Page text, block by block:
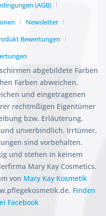
(AGB)
Newsletter
Bewertungen
abgebildete Farben
Farben abweichen.
und eingetragenen
rechtmßigen Eigentümer
bzw. Erläuterung.
unverbindlich. Irrtümer,
sind vorbehalten.
und stehen in keinem
Mary Kay Cosmetics.
von Mary Kay Kosmetik
Finden
Facebook